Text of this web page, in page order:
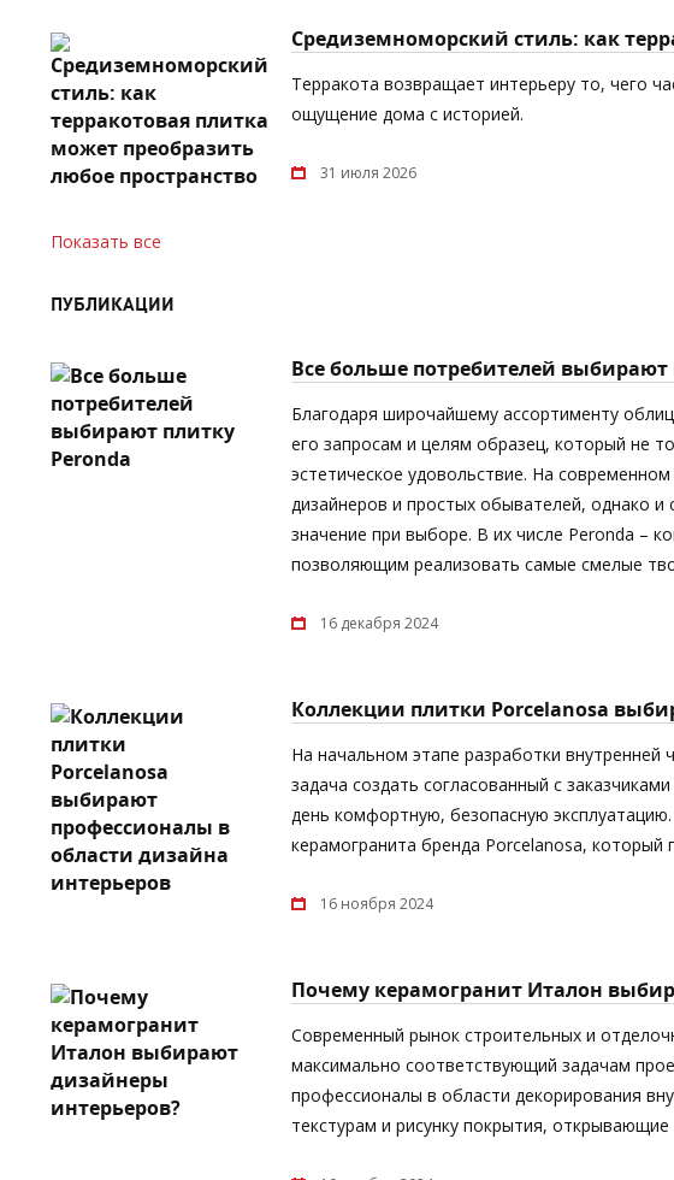
Средиземноморский стиль: как
Терракота возвращает интерьеру то, чего
ощущение дома с историей.
31 июля 2026
Показать все
ПУБЛИКАЦИИ
Все больше потребителей выбирают
Благодаря широчайшему ассортименту
его запросам и целям образец, который не
эстетическое удовольствие. На
дизайнеров и простых обывателей, однако и
значение при выборе. В их числе Peronda –
позволяющим реализовать самые смелые
16 декабря 2024
Коллекции плитки Porcelanosa
На начальном этапе разработки
задача создать согласованный с
день комфортную, безопасную
керамогранита бренда Porcelanosa, который
16 ноября 2024
Почему керамогранит Италон
Современный рынок строительных и
максимально соответствующий задачам
профессионалы в области декорирования
текстурам и рисунку покрытия,